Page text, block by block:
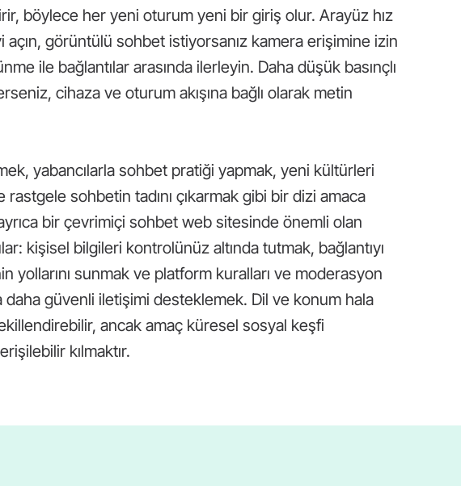
böylece her yeni oturum yeni bir giriş olur. Arayüz hız
açın, görüntülü sohbet istiyorsanız kamera erişimine izin
ile bağlantılar arasında ilerleyin. Daha düşük basınçlı
cihaza ve oturum akışına bağlı olarak metin
yabancılarla sohbet pratiği yapmak, yeni kültürleri
sohbetin tadını çıkarmak gibi bir dizi amaca
bir çevrimiçi sohbet web sitesinde önemli olan
kişisel bilgileri kontrolünüz altında tutmak, bağlantıyı
yollarını sunmak ve platform kuralları ve moderasyon
daha güvenli iletişimi desteklemek. Dil ve konum hala
ancak amaç küresel sosyal keşfi
kılmaktır.